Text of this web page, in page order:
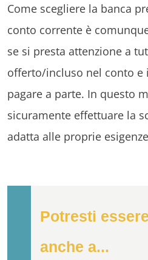
Come scegliere la banca
conto corrente è
se si presta attenzione a
offerto/incluso nel conto e
pagare a parte. In questo
sicuramente effettuare la
adatta alle proprie
Potresti
anche a...